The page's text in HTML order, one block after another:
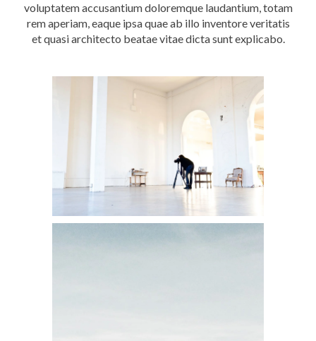
voluptatem accusantium doloremque laudantium, totam
rem aperiam, eaque ipsa quae ab illo inventore veritatis
et quasi architecto beatae vitae dicta sunt explicabo.